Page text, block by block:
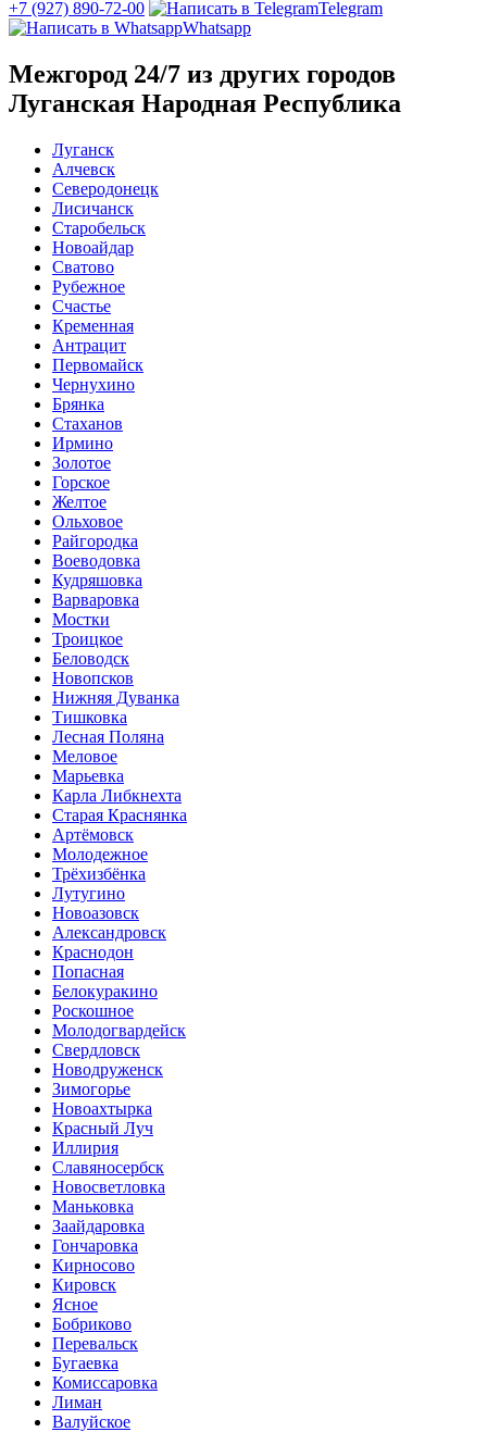
+7 (927) 890-72-00
Telegram
Whatsapp
Межгород 24/7 из других городов
Луганская Народная Республика
Луганск
Алчевск
Северодонецк
Лисичанск
Старобельск
Новоайдар
Сватово
Рубежное
Счастье
Кременная
Антрацит
Первомайск
Чернухино
Брянка
Стаханов
Ирмино
Золотое
Горское
Желтое
Ольховое
Райгородка
Воеводовка
Кудряшовка
Варваровка
Мостки
Троицкое
Беловодск
Новопсков
Нижняя Дуванка
Тишковка
Лесная Поляна
Меловое
Марьевка
Карла Либкнехта
Старая Краснянка
Артёмовск
Молодежное
Трёхизбёнка
Лутугино
Новоазовск
Александровск
Краснодон
Попасная
Белокуракино
Роскошное
Молодогвардейск
Свердловск
Новодруженск
Зимогорье
Новоахтырка
Красный Луч
Иллирия
Славяносербск
Новосветловка
Маньковка
Заайдаровка
Гончаровка
Кирносово
Кировск
Ясное
Бобриково
Перевальск
Бугаевка
Комиссаровка
Лиман
Валуйское